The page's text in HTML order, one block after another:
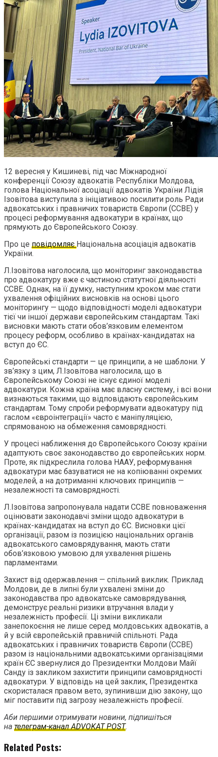
12 вересня у Кишиневі, під час Міжнародної
конференції Союзу адвокатів Республіки Молдова,
голова Національної асоціації адвокатів України Лідія
Ізовітова виступила з ініціативою посилити роль Ради
адвокатських і правничих товариств Європи (CCBE) у
процесі реформування адвокатури в країнах, що
прямують до Європейського Союзу.
Про це повідомляєНаціональна асоціація адвокатів
України.
Л.Ізовітова наголосила, що моніторинг законодавства
про адвокатуру вже є частиною статутної діяльності
CCBE. Однак, на її думку, наступним кроком має стати
ухвалення офіційних висновків на основі цього
моніторингу — щодо відповідності моделі адвокатури
тієї чи іншої держави європейським стандартам. Такі
висновки мають стати обов’язковим елементом
процесу реформ, особливо в країнах-кандидатах на
вступ до ЄС.
Європейські стандарти — це принципи, а не шаблони. У
зв’язку з цим, Л.Ізовітова наголосила, що в
Європейському Союзі не існує єдиної моделі
адвокатури. Кожна країна має власну систему, і всі вони
визнаються такими, що відповідають європейським
стандартам. Тому спроби реформувати адвокатуру під
гаслом «євроінтеграції» часто є маніпуляцією,
спрямованою на обмеження самоврядності.
У процесі наближення до Європейського Союзу країни
адаптують своє законодавство до європейських норм.
Проте, як підкреслила голова НААУ, реформування
адвокатури має базуватися не на копіюванні окремих
моделей, а на дотриманні ключових принципів —
незалежності та самоврядності.
Л.Ізовітова запропонувала надати CCBE повноваження
оцінювати законодавчі зміни щодо адвокатури в
країнах-кандидатах на вступ до ЄС. Висновки цієї
організації, разом із позицією національних органів
адвокатського самоврядування, мають стати
обов’язковою умовою для ухвалення рішень
парламентами.
Захист від одержавлення — спільний виклик. Приклад
Молдови, де в липні були ухвалені зміни до
законодавства про адвокатське самоврядування,
демонструє реальні ризики втручання влади у
незалежність професії. Ці зміни викликали
занепокоєння не лише серед молдовських адвокатів, а
й у всій європейській правничій спільноті. Рада
адвокатських і правничих товариств Європи (CCBE)
разом із національними адвокатськими організаціями
країн ЄС звернулися до Президентки Молдови Майї
Санду із закликом захистити принципи самоврядності
адвокатури. У відповідь на цей заклик, Президентка
скористалася правом вето, зупинивши дію закону, що
міг поставити під загрозу незалежність професії.
Аби першими отримувати новини, підпишіться
на телеграм-канал ADVOKAT POST.
Related Posts: